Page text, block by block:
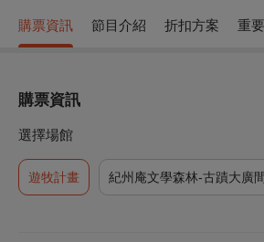
購票資訊 節目介紹 折扣方案 重
購票資訊
選擇場館
遊牧計畫 紀州庵文學森林-古蹟大廣間